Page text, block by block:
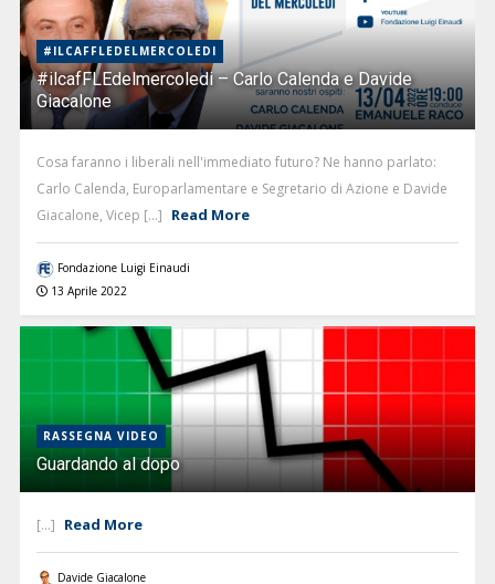
#ILCAFFLEDELMERCOLEDI
#ilcafFLEdelmercoledi – Carlo Calenda e Davide
Giacalone
Cosa faranno i liberali nell'immediato futuro? Ne hanno parlato:
Carlo Calenda, Europarlamentare e Segretario di Azione e Davide
Giacalone, Vicep [...] Read More
Fondazione Luigi Einaudi
13 Aprile 2022
RASSEGNA VIDEO
Guardando al dopo
[...] Read More
Davide Giacalone